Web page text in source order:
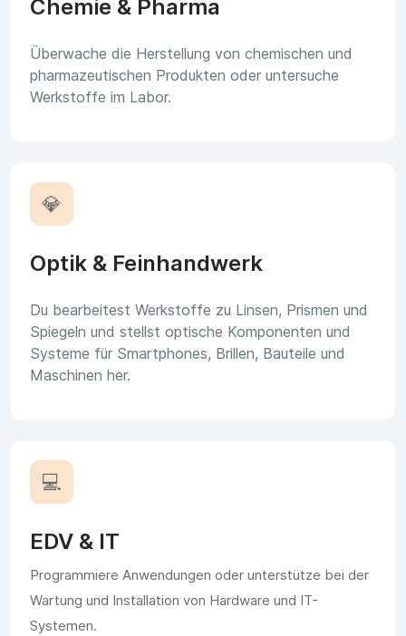
Chemie & Pharma
Überwache die Herstellung von chemischen und
pharmazeutischen Produkten oder untersuche
Werkstoffe im Labor.
💎
Optik & Feinhandwerk
Du bearbeitest Werkstoffe zu Linsen, Prismen und
Spiegeln und stellst optische Komponenten und
Systeme für Smartphones, Brillen, Bauteile und
Maschinen her.
💻
EDV & IT
Programmiere Anwendungen oder unterstütze bei der
Wartung und Installation von Hardware und IT-
Systemen.